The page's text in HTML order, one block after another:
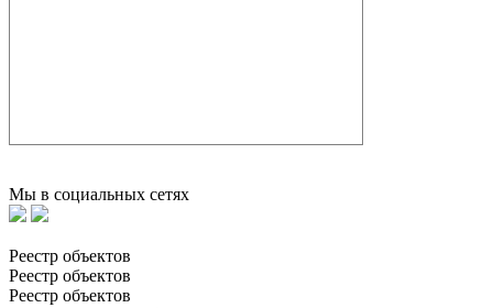
Мы в социальных сетях
Реестр объектов
Реестр объектов
Реестр объектов